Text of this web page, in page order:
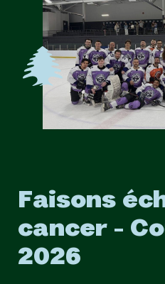
Faisons
cancer -
2026